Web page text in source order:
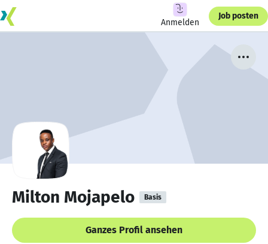
Anmelden
Job posten
Milton Mojapelo Basis
Ganzes Profil ansehen